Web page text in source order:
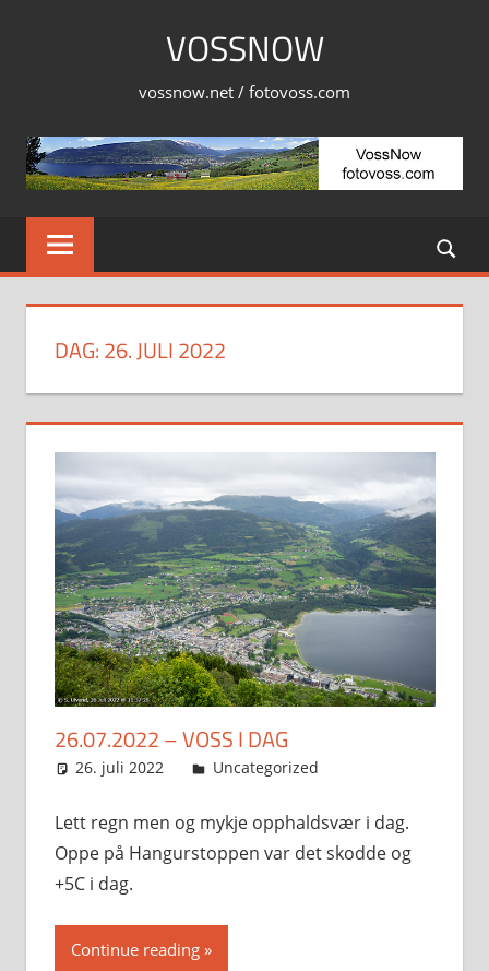
VOSSNOW
vossnow.net / fotovoss.com
DAG:26. JULI 2022
26.07.2022 – VOSS I DAG
26. juli 2022 Svein
Uncategorized
Lett regn men og mykje opphaldsvær i dag.
Oppe på Hangurstoppen var det skodde og
+5C i dag.
Continue reading